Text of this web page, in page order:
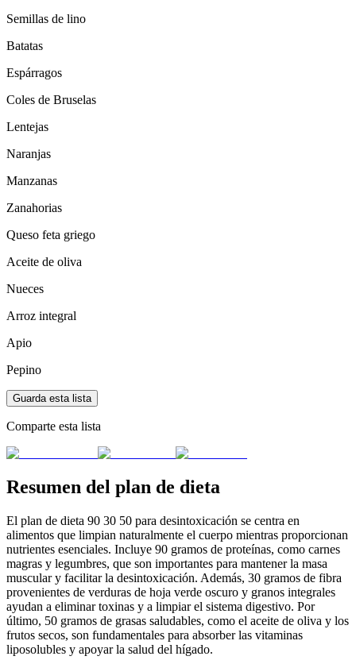
Semillas de lino
Batatas
Espárragos
Coles de Bruselas
Lentejas
Naranjas
Manzanas
Zanahorias
Queso feta griego
Aceite de oliva
Nueces
Arroz integral
Apio
Pepino
Guarda esta lista
Comparte esta lista
Resumen del plan de dieta
El plan de dieta 90 30 50 para desintoxicación se centra en
alimentos que limpian naturalmente el cuerpo mientras proporcionan
nutrientes esenciales. Incluye 90 gramos de proteínas, como carnes
magras y legumbres, que son importantes para mantener la masa
muscular y facilitar la desintoxicación. Además, 30 gramos de fibra
provenientes de verduras de hoja verde oscuro y granos integrales
ayudan a eliminar toxinas y a limpiar el sistema digestivo. Por
último, 50 gramos de grasas saludables, como el aceite de oliva y los
frutos secos, son fundamentales para absorber las vitaminas
liposolubles y apoyar la salud del hígado.